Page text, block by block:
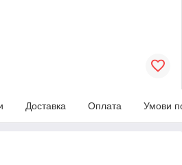
Доставка Оплата Умови